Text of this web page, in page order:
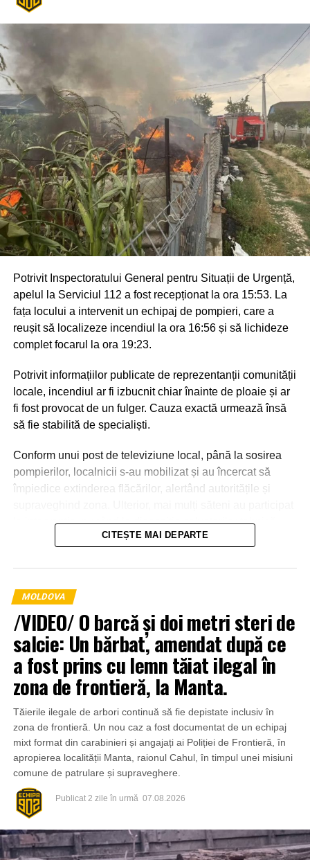
Potrivit Inspectoratului General pentru Situații de Urgență,
apelul la Serviciul 112 a fost recepționat la ora 15:53. La
fața locului a intervenit un echipaj de pompieri, care a
reușit să localizeze incendiul la ora 16:56 și să lichideze
complet focarul la ora 19:23.
Potrivit informațiilor publicate de reprezentanții comunității
locale, incendiul ar fi izbucnit chiar înainte de ploaie și ar
fi fost provocat de un fulger. Cauza exactă urmează însă
să fie stabilită de specialiști.
Conform unui post de televiziune local, până la sosirea
pompierilor, localnicii s-au mobilizat și au încercat să
împiedice extinderea flăcărilor, alertând autoritățile și
la intervenție, punând la dispoziția salvatorilor tehnică
agricolă și transportând apă pentru stingerea incendiului.
CITEȘTE MAI DEPARTE
MOLDOVA
/VIDEO/ O barcă și doi metri steri de
salcie: Un bărbat, amendat după ce
a fost prins cu lemn tăiat ilegal în
zona de frontieră, la Manta.
Tăierile ilegale de arbori continuă să fie depistate inclusiv în
zona de frontieră. Un nou caz a fost documentat de un echipaj
mixt format din carabinieri și angajați ai Poliției de Frontieră, în
apropierea localității Manta, raionul Cahul, în timpul unei misiuni
comune de patrulare și supraveghere.
Publicat 2 zile în urmă 07.08.2026